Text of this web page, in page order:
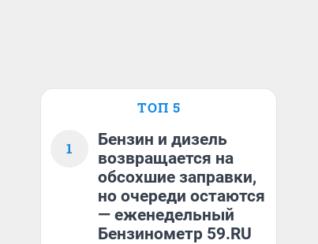
ТОП 5
1
Бензин и дизель
возвращается на
обсохшие заправки,
но очереди остаются
— еженедельный
Бензинометр 59.RU